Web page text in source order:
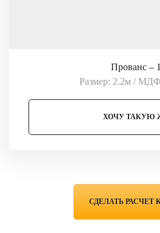
Прованс – 1
Размер: 2.2м /
ХОЧУ ТАКУЮ
СДЕЛАТЬ РАСЧЕТ